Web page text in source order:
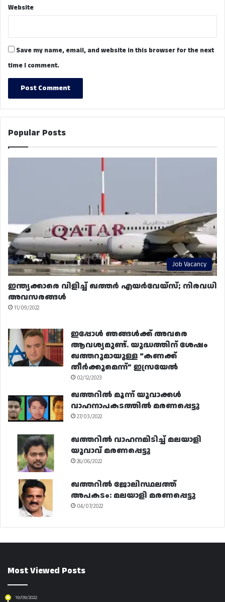
Website
Save my name, email, and website in this browser for the next
time I comment.
Popular Posts
Job Vacancy
ഇന്ത്യക്കാരെ വിളിച്ച് ഖത്തർ എയർവേയ്‌സ്; നിരവധി
അവസരങ്ങൾ
11/09/2022
ഇപ്പോൾ ഞങ്ങൾക്ക് അവരെ
ആവശ്യമുണ്ട്. യുദ്ധത്തിന് ശേഷം
ഖത്തറുമായുള്ള “കണക്ക്
തീർക്കുമെന്ന്” ഇസ്രയേൽ
02/12/2023
ഖത്തറിൽ മൂന്ന് യുവാക്കൾ
വാഹനാപകടത്തിൽ മരണപ്പെട്ടു
27/03/2022
ഖത്തറിൽ വാഹനമിടിച്ച് മലയാളി
യുവാവ് മരണപ്പെട്ടു
26/06/2022
ഖത്തറിൽ ജോലിസ്ഥലത്ത്
അപകടം: മലയാളി മരണപ്പെട്ടു
04/07/2022
Most Viewed Posts
19/09/2022